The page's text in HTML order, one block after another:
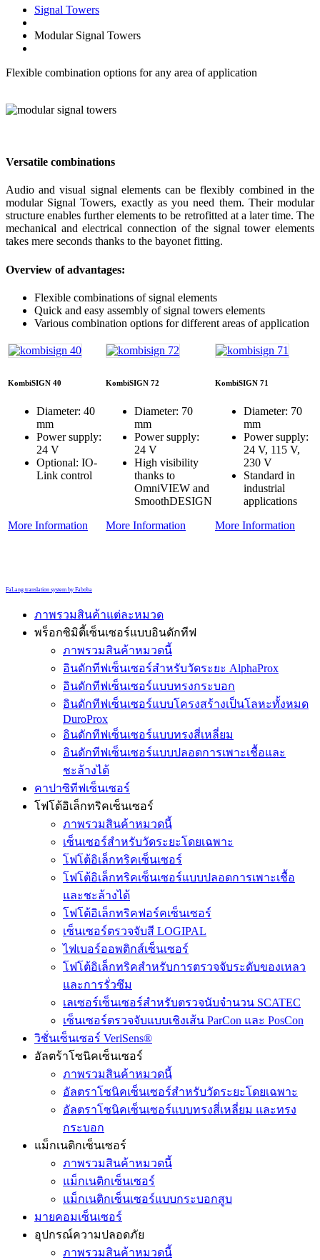
Signal Towers
Modular Signal Towers
Flexible combination options for any area of application
Versatile combinations
Audio and visual signal elements can be flexibly combined in the
modular Signal Towers, exactly as you need them. Their modular
structure enables further elements to be retrofitted at a later time. The
mechanical and electrical connection of the signal tower elements
takes mere seconds thanks to the bayonet fitting.
Overview of advantages:
Flexible combinations of signal elements
Quick and easy assembly of signal towers elements
Various combination options for different areas of application
KombiSIGN 40
Diameter: 40
mm
Power supply:
24 V
Optional: IO-
Link control
More Information
KombiSIGN 72
Diameter: 70
mm
Power supply:
24 V
High visibility
thanks to
OmniVIEW and
SmoothDESIGN
More Information
KombiSIGN 71
Diameter: 70
mm
Power supply:
24 V, 115 V,
230 V
Standard in
industrial
applications
More Information
FaLang translation system by Faboba
ภาพรวมสินค้าแต่ละหมวด
พร็อกซิมิตี้เซ็นเซอร์แบบอินดักทีฟ
ภาพรวมสินค้าหมวดนี้
อินดักทีฟเซ็นเซอร์สำหรับวัดระยะ AlphaProx
อินดักทีฟเซ็นเซอร์แบบทรงกระบอก
อินดักทีฟเซ็นเซอร์แบบโครงสร้างเป็นโลหะทั้งหมด
DuroProx
อินดักทีฟเซ็นเซอร์แบบทรงสี่เหลี่ยม
อินดักทีฟเซ็นเซอร์แบบปลอดการเพาะเชื้อและ
ชะล้างได้
คาปาซิทีฟเซ็นเซอร์
โฟโต้อิเล็กทริคเซ็นเซอร์
ภาพรวมสินค้าหมวดนี้
เซ็นเซอร์สำหรับวัดระยะโดยเฉพาะ
โฟโต้อิเล็กทริคเซ็นเซอร์
โฟโต้อิเล็กทริคเซ็นเซอร์แบบปลอดการเพาะเชื้อ
และชะล้างได้
โฟโต้อิเล็กทริคฟอร์คเซ็นเซอร์
เซ็นเซอร์ตรวจจับสี LOGIPAL
ไฟเบอร์ออพติกส์เซ็นเซอร์
โฟโต้อิเล็กทริคสำหรับการตรวจจับระดับของเหลว
และการรั่วซึม
เลเซอร์เซ็นเซอร์สำหรับตรวจนับจำนวน SCATEC
เซ็นเซอร์ตรวจจับแบบเชิงเส้น ParCon และ PosCon
วิชั่นเซ็นเซอร์ VeriSens®
อัลตร้าโซนิคเซ็นเซอร์
ภาพรวมสินค้าหมวดนี้
อัลตราโซนิคเซ็นเซอร์สำหรับวัดระยะโดยเฉพาะ
อัลตราโซนิคเซ็นเซอร์แบบทรงสี่เหลี่ยม และทรง
กระบอก
แม็กเนติกเซ็นเซอร์
ภาพรวมสินค้าหมวดนี้
แม็กเนติกเซ็นเซอร์
แม็กเนติกเซ็นเซอร์แบบกระบอกสูบ
มายคอมเซ็นเซอร์
อุปกรณ์ความปลอดภัย
ภาพรวมสินค้าหมวดนี้